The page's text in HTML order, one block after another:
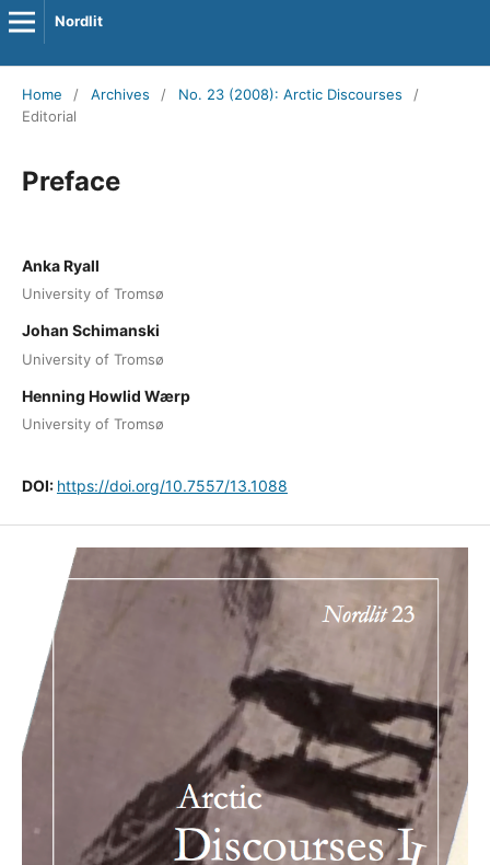
Nordlit
Home / Archives / No. 23 (2008): Arctic Discourses
/
Editorial
Preface
Anka Ryall
University of Tromsø
Johan Schimanski
University of Tromsø
Henning Howlid Wærp
University of Tromsø
DOI: https://doi.org/10.7557/13.1088